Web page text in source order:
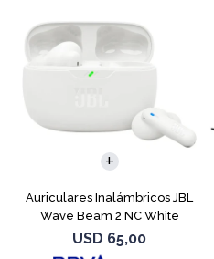
Auriculares Inalámbricos JBL
Wave Beam 2 NC White
USD 65,00